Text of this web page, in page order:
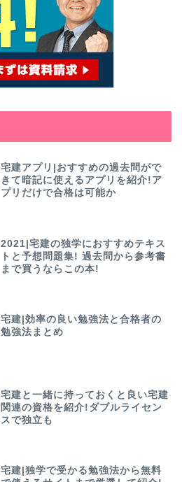
宅建アプリ|おすすめの過去問がで
きて暗記に使えるアプリを紹介!ア
プリだけで合格は可能か
2021|宅建の独学におすすめテキス
トと予想問題集! 過去問から参考書
まで買うならこの本!
宅建|効率の良い勉強法と合格者の
勉強法まとめ
宅建と一緒に持っておくと良い宅建
関連の資格を紹介!ダブルライセン
スで独立も
宅建|独学で受かる勉強法から無料